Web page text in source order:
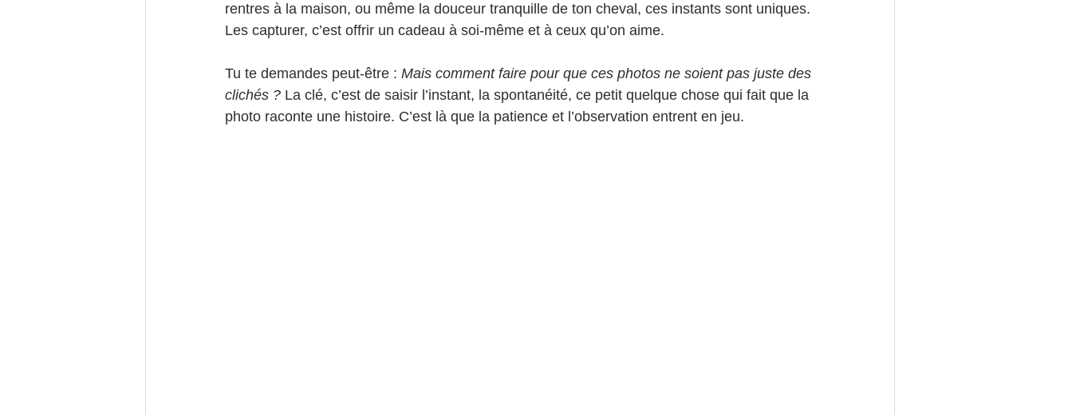
rentres à la maison, ou même la douceur tranquille de ton cheval, ces instants sont uniques.
Les capturer, c’est offrir un cadeau à soi-même et à ceux qu’on aime.
Tu te demandes peut-être : Mais comment faire pour que ces photos ne soient pas juste des
clichés ? La clé, c’est de saisir l’instant, la spontanéité, ce petit quelque chose qui fait que la
photo raconte une histoire. C’est là que la patience et l’observation entrent en jeu.